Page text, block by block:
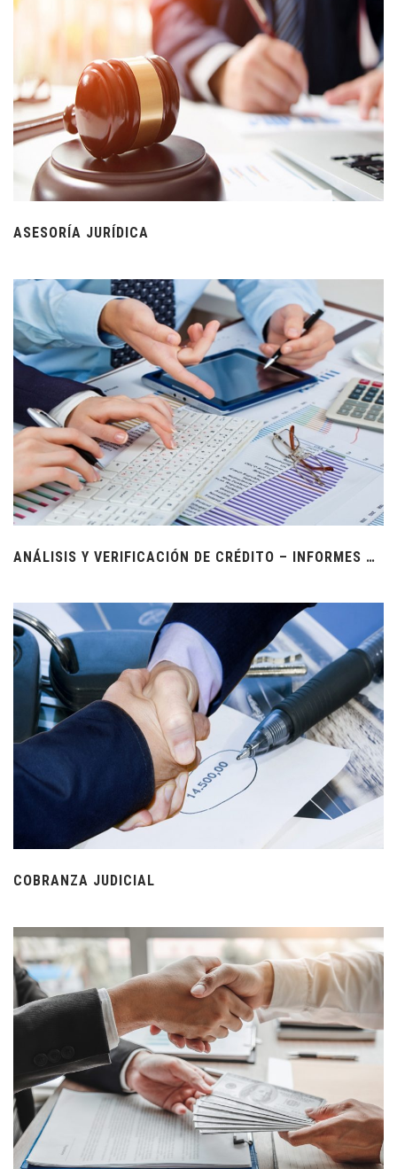
ASESORÍA JURÍDICA
ANÁLISIS Y VERIFICACIÓN DE CRÉDITO – INFORMES COMERCIALES
COBRANZA JUDICIAL